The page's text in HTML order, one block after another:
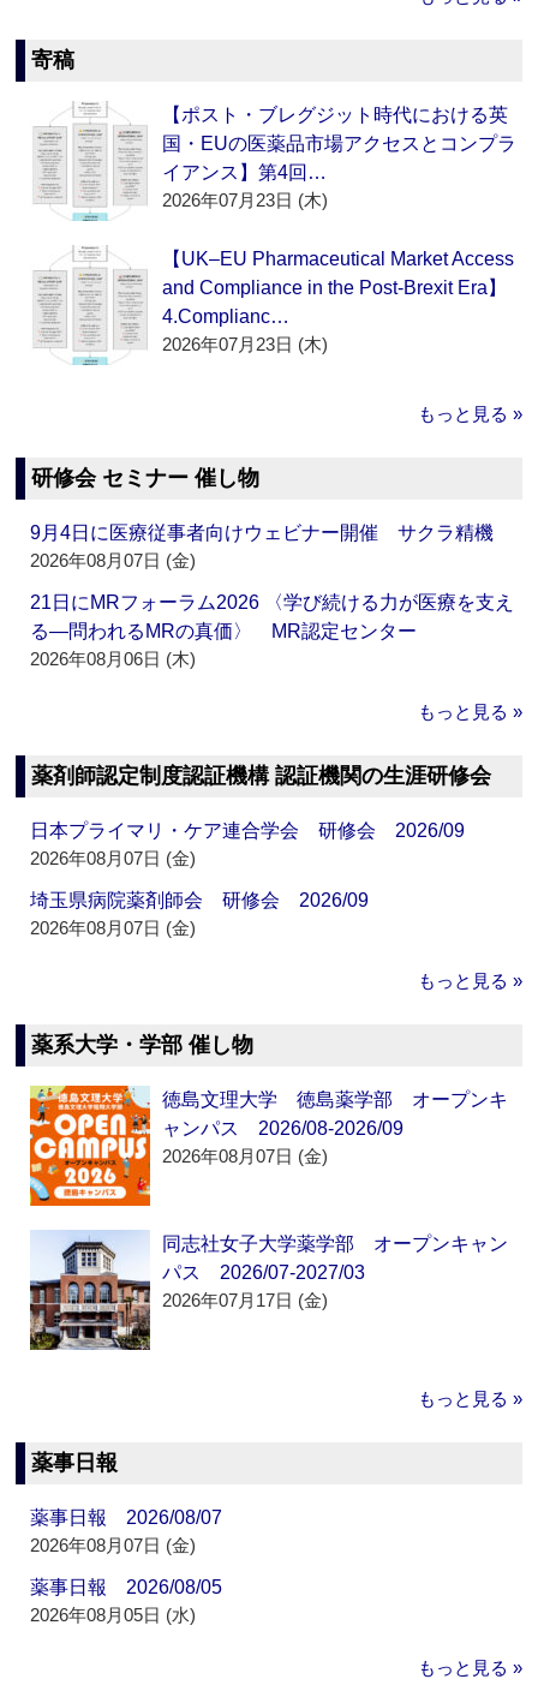
寄稿
【ポスト・ブレグジット時代における英
国・EUの医薬品市場アクセスとコンプラ
イアンス】第4回…
2026年07月23日 (木)
【UK–EU Pharmaceutical Market Access
and Compliance in the Post-Brexit Era】
4.Complianc…
2026年07月23日 (木)
もっと見る »
研修会 セミナー 催し物
9月4日に医療従事者向けウェビナー開催 サクラ精機
2026年08月07日 (金)
21日にMRフォーラム2026 〈学び続ける力が医療を支え
る―問われるMRの真価〉 MR認定センター
2026年08月06日 (木)
もっと見る »
薬剤師認定制度認証機構 認証機関の生涯研修会
日本プライマリ・ケア連合学会 研修会 2026/09
2026年08月07日 (金)
埼玉県病院薬剤師会 研修会 2026/09
2026年08月07日 (金)
もっと見る »
薬系大学・学部 催し物
徳島文理大学 徳島薬学部 オープンキ
ャンパス 2026/08-2026/09
2026年08月07日 (金)
同志社女子大学薬学部 オープンキャン
パス 2026/07-2027/03
2026年07月17日 (金)
もっと見る »
薬事日報
薬事日報 2026/08/07
2026年08月07日 (金)
薬事日報 2026/08/05
2026年08月05日 (水)
もっと見る »